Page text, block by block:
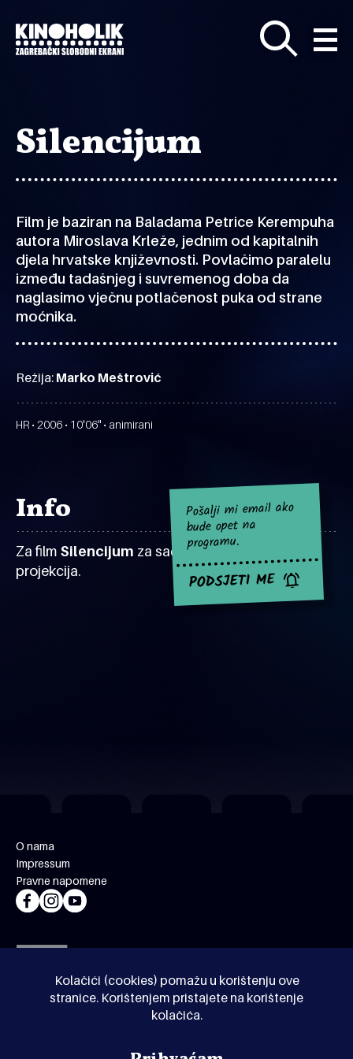
glavni
sadržaj
Kolačići (cookies) pomažu u korištenju ove
stranice. Korištenjem pristajete na korištenje
kolačića.
Silencijum
Film je baziran na Baladama Petrice Kerempuha
autora Miroslava Krleže, jednim od kapitalnih
djela hrvatske književnosti. Povlačimo paralelu
između tadašnjeg i suvremenog doba da
naglasimo vječnu potlačenost puka od strane
moćnika.
Režija: Marko Meštrović
HR • 2006 • 10'06" • animirani
Info
Za film Silencijum za sad nema najavljenih
projekcija.
Pošalji mi email ako
bude opet na
programu.
PODSJETI ME
O nama
Impressum
Pravne napomene
© Kinoholik 2026. Kinoholik nije organizator programa.